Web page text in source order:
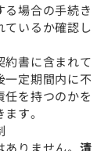
場合の手続き
ているか確認し
約書に含まれて
一定期間内に不
を持つのかを
す。
りません。 清